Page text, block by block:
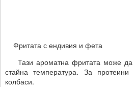
Фритата с ендивия и фета
Тази ароматна фритата може да
стайна температура. За
колбаси.